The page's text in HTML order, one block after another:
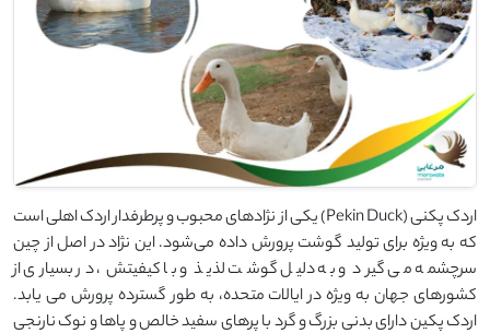
اردک پکنی (Pekin Duck) یکی از نژادهای محبوب و پرطرفدار اردک اهلی است
که به ‌ویژه برای تولید گوشت پرورش داده می‌شود. این نژاد در اصل از چین
سرچشمه می ‌گیرد و به دلیل گوشت لذیذ و با کیفیتش، در بسیاری از
کشورهای جهان به ‌ویژه در ایالات متحده، به طور گسترده پرورش می ‌یابد.
اردک پکین دارای بدنی بزرگ و گرد با پرهای سفید خالص و پاها و نوک نارنجی